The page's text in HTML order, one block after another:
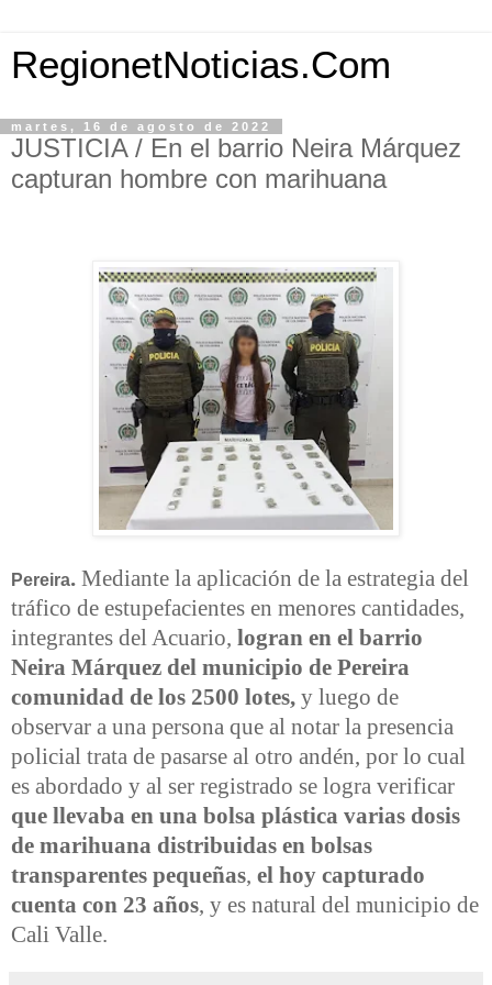
RegionetNoticias.Com
martes, 16 de agosto de 2022
JUSTICIA / En el barrio Neira Márquez
capturan hombre con marihuana
Pereira. Mediante la aplicación de la estrategia del
tráfico de estupefacientes en menores cantidades,
integrantes del Acuario, logran en el barrio
Neira Márquez del municipio de Pereira
comunidad de los 2500 lotes, y luego de
observar a una persona que al notar la presencia
policial trata de pasarse al otro andén, por lo cual
es abordado y al ser registrado se logra verificar
que llevaba en una bolsa plástica varias dosis
de marihuana distribuidas en bolsas
transparentes pequeñas, el hoy capturado
cuenta con 23 años, y es natural del municipio de
Cali Valle.